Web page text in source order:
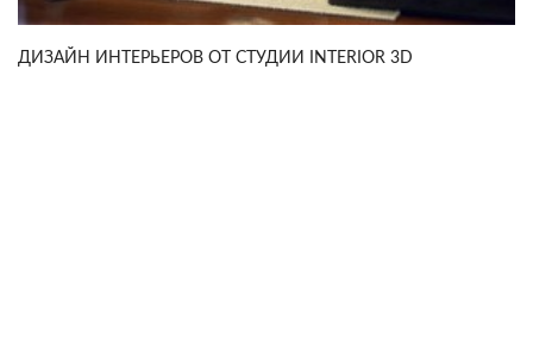
ДИЗАЙН ИНТЕРЬЕРОВ ОТ СТУДИИ INTERIOR 3D